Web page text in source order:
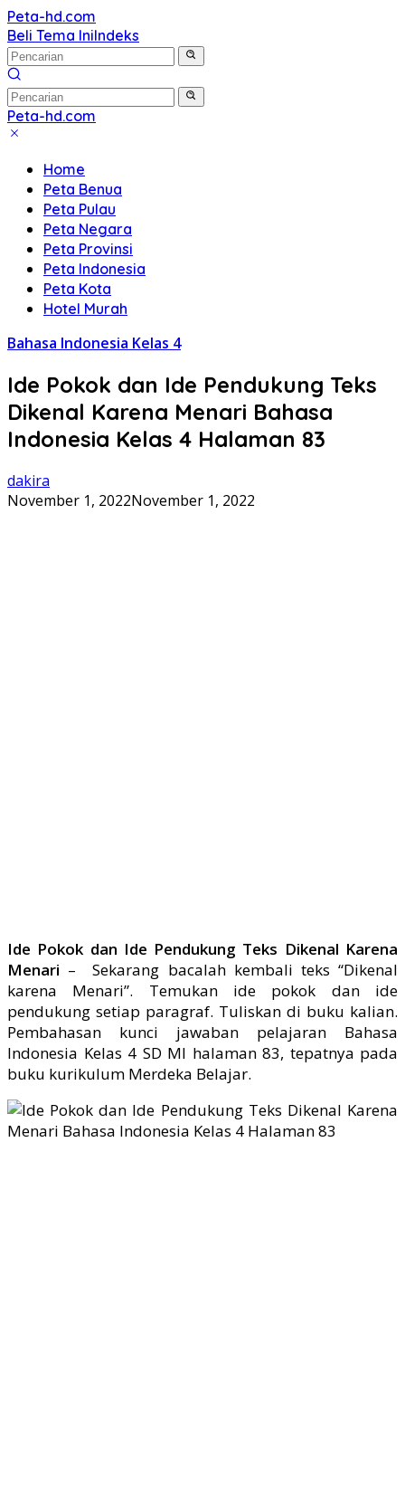
Langsung
ke
konten
Peta-hd.com
Kumpulan
Gambar
Peta
HD
Beli Tema IniIndeks
Peta-hd.com
Kumpulan
Peta
HD
Home
Peta Benua
Peta Pulau
Peta Negara
Peta Provinsi
Peta Indonesia
Peta Kota
Hotel Murah
Bahasa Indonesia Kelas 4
Ide Pokok dan Ide Pendukung Teks
Dikenal Karena Menari Bahasa
Indonesia Kelas 4 Halaman 83
dakira
November 1, 2022November 1, 2022
Ide Pokok dan Ide Pendukung Teks Dikenal Karena
Menari – Sekarang bacalah kembali teks “Dikenal
karena Menari”. Temukan ide pokok dan ide
pendukung setiap paragraf. Tuliskan di buku kalian.
Pembahasan kunci jawaban pelajaran Bahasa
Indonesia Kelas 4 SD MI halaman 83, tepatnya pada
buku kurikulum Merdeka Belajar.